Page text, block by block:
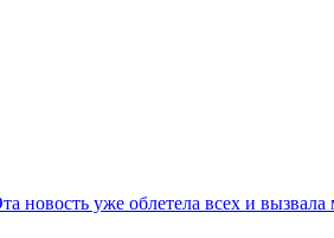
новость уже облетела всех и